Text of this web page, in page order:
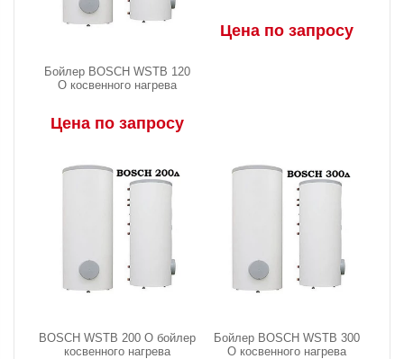
Бойлер BOSCH WSTB 120
O косвенного нагрева
Цена по запросу
Цена по запросу
BOSCH WSTB 200 O бойлер
косвенного нагрева
Бойлер BOSCH WSTB 300
O косвенного нагрева